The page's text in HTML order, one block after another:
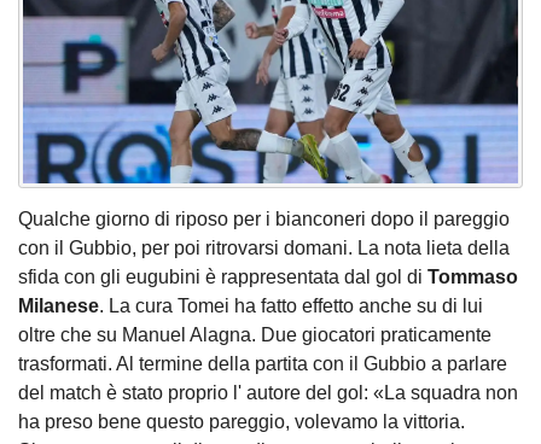
Qualche giorno di riposo per i bianconeri dopo il pareggio
con il Gubbio, per poi ritrovarsi domani. La nota lieta della
sfida con gli eugubini è rappresentata dal gol di Tommaso
Milanese. La cura Tomei ha fatto effetto anche su di lui
oltre che su Manuel Alagna. Due giocatori praticamente
trasformati. Al termine della partita con il Gubbio a parlare
del match è stato proprio l' autore del gol: «La squadra non
ha preso bene questo pareggio, volevamo la vittoria.